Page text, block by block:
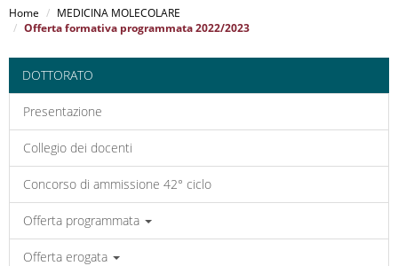
al
contenuto
Home
MEDICINA MOLECOLARE
Offerta formativa programmata 2022/2023
DOTTORATO
Presentazione
Collegio dei docenti
Concorso di ammissione 42° ciclo
Offerta programmata
Offerta erogata